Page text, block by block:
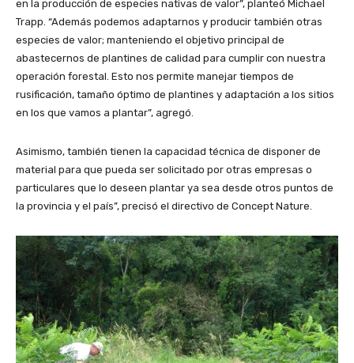
en la producción de especies nativas de valor”, planteó Michael
Trapp. “Además podemos adaptarnos y producir también otras
especies de valor; manteniendo el objetivo principal de
abastecernos de plantines de calidad para cumplir con nuestra
operación forestal. Esto nos permite manejar tiempos de
rusificación, tamaño óptimo de plantines y adaptación a los sitios
en los que vamos a plantar”, agregó.
Asimismo, también tienen la capacidad técnica de disponer de
material para que pueda ser solicitado por otras empresas o
particulares que lo deseen plantar ya sea desde otros puntos de
la provincia y el país”, precisó el directivo de Concept Nature.